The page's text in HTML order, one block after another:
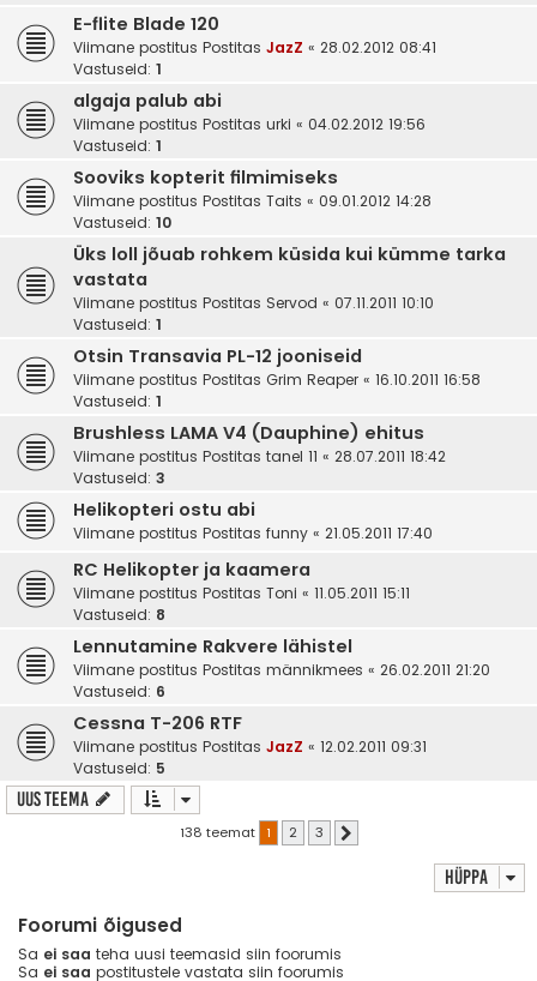
E-flite Blade 120
Viimane postitus Postitas JazZ « 28.02.2012 08:41
Vastuseid: 1
algaja palub abi
Viimane postitus Postitas urki « 04.02.2012 19:56
Vastuseid: 1
Sooviks kopterit filmimiseks
Viimane postitus Postitas Taits « 09.01.2012 14:28
Vastuseid: 10
Üks loll jõuab rohkem küsida kui kümme tarka
vastata
Viimane postitus Postitas Servod « 07.11.2011 10:10
Vastuseid: 1
Otsin Transavia PL-12 jooniseid
Viimane postitus Postitas Grim Reaper « 16.10.2011 16:58
Vastuseid: 1
Brushless LAMA V4 (Dauphine) ehitus
Viimane postitus Postitas tanel 11 « 28.07.2011 18:42
Vastuseid: 3
Helikopteri ostu abi
Viimane postitus Postitas funny « 21.05.2011 17:40
RC Helikopter ja kaamera
Viimane postitus Postitas Toni « 11.05.2011 15:11
Vastuseid: 8
Lennutamine Rakvere lähistel
Viimane postitus Postitas männikmees « 26.02.2011 21:20
Vastuseid: 6
Cessna T-206 RTF
Viimane postitus Postitas JazZ « 12.02.2011 09:31
Vastuseid: 5
Uus teema
138 teemat 1 2 3
Hüppa
Foorumi õigused
Sa ei saa teha uusi teemasid siin foorumis
Sa ei saa postitustele vastata siin foorumis